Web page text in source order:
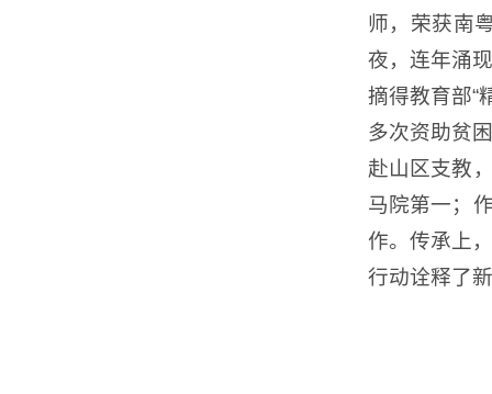
师，荣获南
夜，连年涌
摘得教育部“
多次资助贫
赴山区支教
马院第一；
作。传承上
行动诠释了